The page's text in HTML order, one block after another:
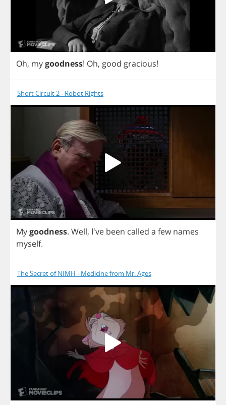
Oh, mygoodness! Oh, good gracious!
Short Circuit 2 - Robot Rights
Mygoodness. Well, I've been called a few names
myself.
The Secret of NIMH - Medicine from Mr. Ages